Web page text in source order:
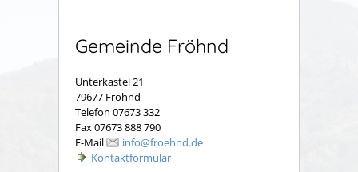
Gemeinde Fröhnd
Unterkastel 21
79677 Fröhnd
Telefon 07673 332
Fax 07673 888 790
E-Mail
info@froehnd.de
Kontaktformular